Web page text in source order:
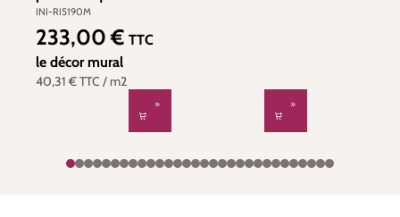
Party multicolore -
Rifle Paper Co.
d'Initiales | Réf. INI-
RI5190M
INI-RI5190M
40,31 €TTC / m2
Prix régulier :
233,00 € TTC
le décor mural